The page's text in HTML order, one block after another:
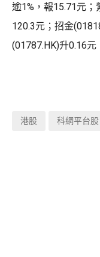
逾1%，報15.71元；
120.3元；招金
(01787.HK)升0.16元
港股 科網平台股